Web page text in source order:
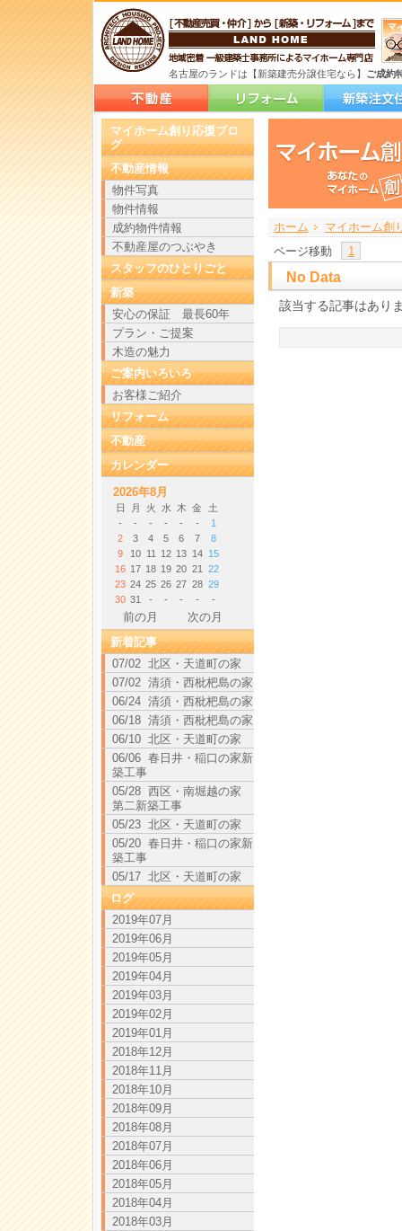
名古屋のランドは【新築建売分譲住宅なら】 ご成約
ホーム
> マイホーム創
>
>
ページ移動
1
No Data
該当する記事はあり
マイホーム創り応援ブロ
グ
不動産情報
物件写真
物件情報
成約物件情報
不動産屋のつぶやき
スタッフのひとりごと
新築
安心の保証 最長60年
プラン・ご提案
木造の魅力
ご案内いろいろ
お客様ご紹介
リフォーム
不動産
カレンダー
2026年8月
日 月 火 水 木 金
土
-
- - - - -
1
2
3 4 5 6 7
8
9
10 11 12 13 14
15
16 17 18 19 20 21
22
23 24 25 26 27 28 29
30 31 - - - - -
前の月
次の月
新着記事
07/02 北区・天道町の家
07/02 清須・西枇杷島の家
06/24 清須・西枇杷島の家
06/18 清須・西枇杷島の家
06/10 北区・天道町の家
06/06 春日井・稲口の家新
築工事
05/28 西区・南堀越の家
第二新築工事
05/23 北区・天道町の家
05/20 春日井・稲口の家新
築工事
05/17 北区・天道町の家
ログ
2019年07月
2019年06月
2019年05月
2019年04月
2019年03月
2019年02月
2019年01月
2018年12月
2018年11月
2018年10月
2018年09月
2018年08月
2018年07月
2018年06月
2018年05月
2018年04月
2018年03月